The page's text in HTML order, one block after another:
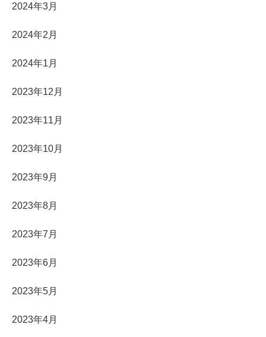
2024年3月
2024年2月
2024年1月
2023年12月
2023年11月
2023年10月
2023年9月
2023年8月
2023年7月
2023年6月
2023年5月
2023年4月